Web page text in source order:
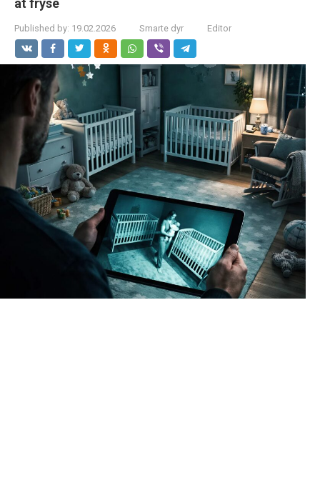
at fryse
Published by: 19.02.2026 Smarte dyr Editor